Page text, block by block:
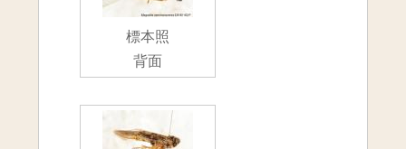
標本照
背面